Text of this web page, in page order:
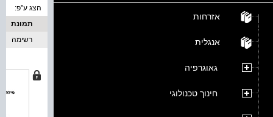
אזרחות
אנגלית
גאוגרפיה
חינוך טכנולוגי
הצג ע''פ:
תמונת
כריכה
רשימה